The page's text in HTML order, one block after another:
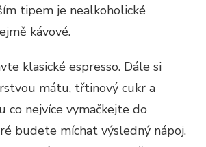
tipem je nealkoholické
kávové.
klasické espresso. Dále si
mátu, třtinový cukr a
co nejvíce vymačkejte do
budete míchat výsledný nápoj.